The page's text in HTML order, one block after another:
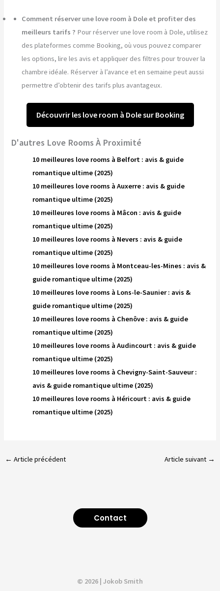
Comment réserver une love room à Dole et profiter des
meilleurs tarifs ? Pour réserver une love room à Dole, utilisez
des plateformes comme Booking, où vous pouvez comparer
les options, lire les avis et appliquer des filtres pour trouver la
chambre idéale. Réserver à l’avance et en semaine peut aussi
permettre d’obtenir des tarifs plus avantageux.
Découvrir les love room à Dole sur Booking
D'autres Love Rooms À Proximité
10 meilleures love rooms à Belfort : avis & guide
romantique ultime (2025)
10 meilleures love rooms à Auxerre : avis & guide
romantique ultime (2025)
10 meilleures love rooms à Mâcon : avis & guide
romantique ultime (2025)
10 meilleures love rooms à Nevers : avis & guide
romantique ultime (2025)
10 meilleures love rooms à Montceau-les-Mines : avis &
guide romantique ultime (2025)
10 meilleures love rooms à Lons-le-Saunier : avis &
guide romantique ultime (2025)
10 meilleures love rooms à Chenôve : avis & guide
romantique ultime (2025)
10 meilleures love rooms à Audincourt : avis & guide
romantique ultime (2025)
10 meilleures love rooms à Chevigny-Saint-Sauveur :
avis & guide romantique ultime (2025)
10 meilleures love rooms à Héricourt : avis & guide
romantique ultime (2025)
← Article précédent Article suivant →
Contact
© 2026 | Jokob Smith